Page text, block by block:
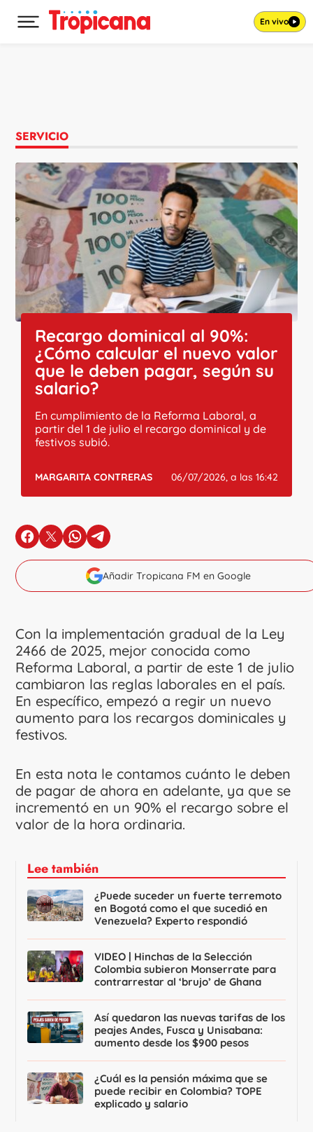
Desplegar menú principal En vivo
SERVICIO
Recargo dominical al 90%:
¿Cómo calcular el nuevo valor
que le deben pagar, según su
salario?
En cumplimiento de la Reforma Laboral, a
partir del 1 de julio el recargo dominical y de
festivos subió.
MARGARITA CONTRERAS 06/07/2026, a las 16:42
en Facebook
en Xen Whatsapp
en Telegram
Añadir Tropicana FM en Google
Con la implementación gradual de la Ley
2466 de 2025, mejor conocida como
Reforma Laboral, a partir de este 1 de julio
cambiaron las reglas laborales en el país.
En específico, empezó a regir un nuevo
aumento para los recargos dominicales y
festivos.
En esta nota le contamos cuánto le deben
de pagar de ahora en adelante, ya que se
incrementó en un 90% el recargo sobre el
valor de la hora ordinaria.
Lee también
¿Puede suceder un fuerte terremoto
en Bogotá como el que sucedió en
Venezuela? Experto respondió
VIDEO | Hinchas de la Selección
Colombia subieron Monserrate para
contrarrestar al ‘brujo’ de Ghana
Así quedaron las nuevas tarifas de los
peajes Andes, Fusca y Unisabana:
aumento desde los $900 pesos
¿Cuál es la pensión máxima que se
puede recibir en Colombia? TOPE
explicado y salario